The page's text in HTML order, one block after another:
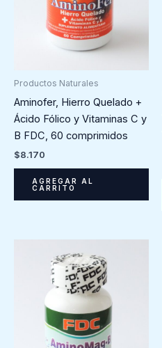
Productos Naturales
Aminofer, Hierro Quelado +
Ácido Fólico y Vitaminas C y
B FDC, 60 comprimidos
$8.170
AGREGAR AL
CARRITO